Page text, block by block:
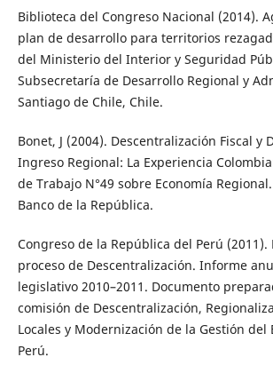
Biblioteca del Congreso Nacional (2014).
plan de desarrollo para territorios
del Ministerio del Interior y Seguridad
Subsecretaría de Desarrollo Regional y
Santiago de Chile, Chile.
Bonet, J (2004). Descentralización Fiscal y
Ingreso Regional: La Experiencia
de Trabajo N°49 sobre Economía
Banco de la República.
Congreso de la República del Perú (2011).
proceso de Descentralización. Informe
legislativo 2010–2011. Documento
comisión de Descentralización,
Locales y Modernización de la Gestión del
Perú.